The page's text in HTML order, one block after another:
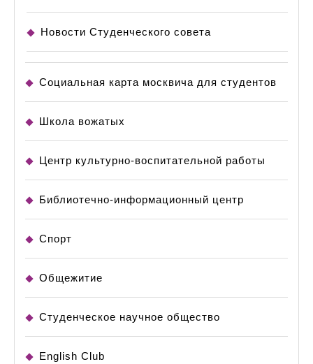
Новости Студенческого совета
Социальная карта москвича для студентов
Школа вожатых
Центр культурно-воспитательной работы
Библиотечно-информационный центр
Спорт
Общежитие
Студенческое научное общество
English Club